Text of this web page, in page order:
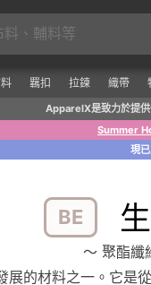
羈扣 拉鍊 織帶
ApparelX是致力於提供
Summer
現
BE
〜 聚酯纖
展的材料之一。它是